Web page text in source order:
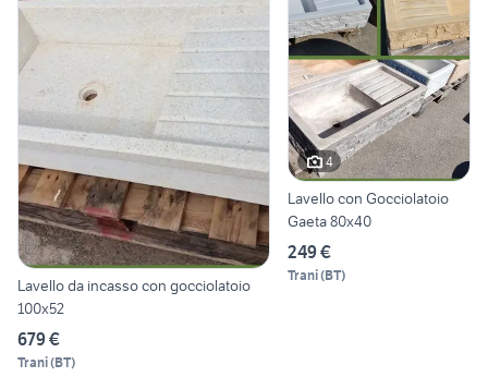
Lavello da incasso con gocciolatoio
100x52
679 €
Trani(BT)
4
Lavello con Gocciolatoio
Gaeta 80x40
249 €
Trani(BT)